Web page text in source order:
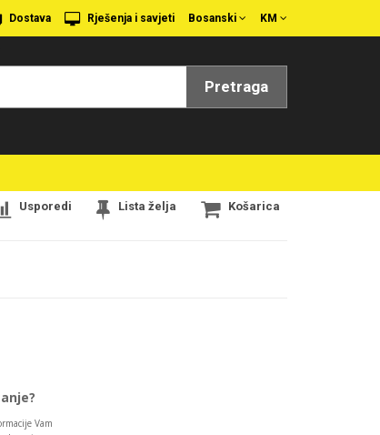
KM
Bosanski
Dostava Rješenja i savjeti
Pretraga
Usporedi Lista želja Košarica